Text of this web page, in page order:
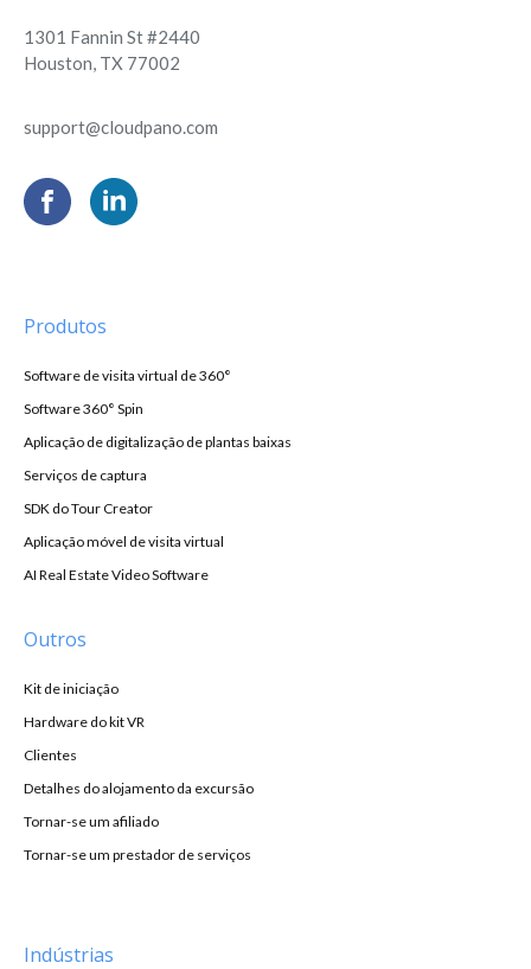
1301 Fannin St #2440
Houston, TX 77002
support@cloudpano.com
Produtos
Software de visita virtual de 360°
Software 360° Spin
Aplicação de digitalização de plantas baixas
Serviços de captura
SDK do Tour Creator
Aplicação móvel de visita virtual
AI Real Estate Video Software
Outros
Kit de iniciação
Hardware do kit VR
Clientes
Detalhes do alojamento da excursão
Tornar-se um afiliado
Tornar-se um prestador de serviços
Indústrias